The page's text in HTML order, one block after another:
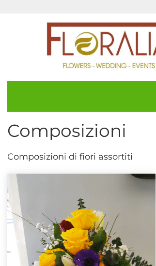
Composizioni
Composizioni di fiori assortiti